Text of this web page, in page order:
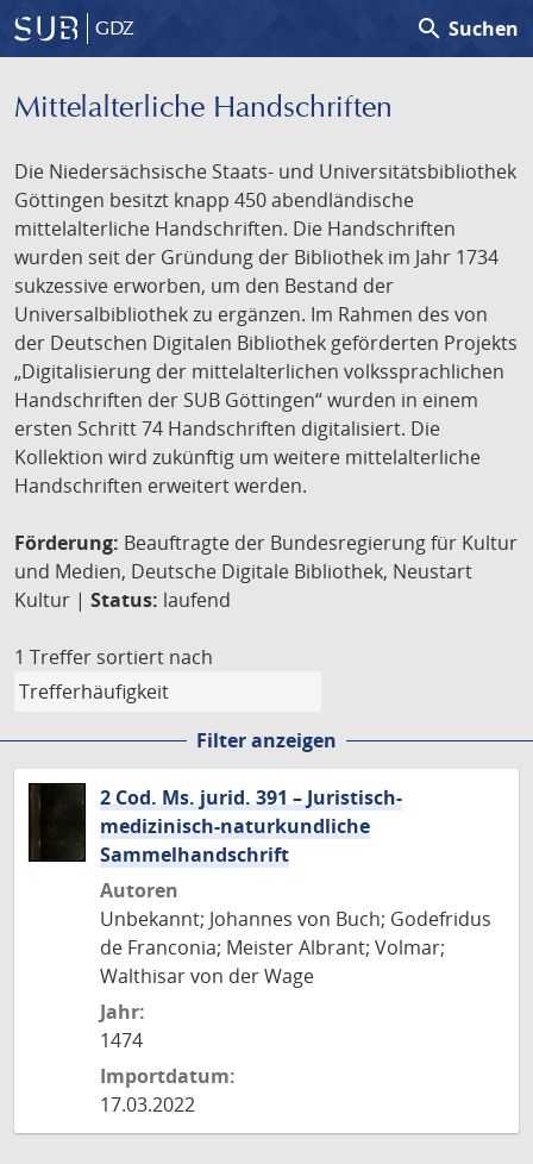
GDZ search Suchen
Mittelalterliche Handschriften
Die Niedersächsische Staats- und Universitätsbibliothek
Göttingen besitzt knapp 450 abendländische
mittelalterliche Handschriften. Die Handschriften
wurden seit der Gründung der Bibliothek im Jahr 1734
sukzessive erworben, um den Bestand der
Universalbibliothek zu ergänzen. Im Rahmen des von
der Deutschen Digitalen Bibliothek geförderten Projekts
„Digitalisierung der mittelalterlichen volkssprachlichen
Handschriften der SUB Göttingen“ wurden in einem
ersten Schritt 74 Handschriften digitalisiert. Die
Kollektion wird zukünftig um weitere mittelalterliche
Handschriften erweitert werden.
Förderung: Beauftragte der Bundesregierung für Kultur
und Medien, Deutsche Digitale Bibliothek, Neustart
Kultur | Status: laufend
1 Treffer sortiert nach
Filter anzeigen
2 Cod. Ms. jurid. 391 – Juristisch-
medizinisch-naturkundliche
Sammelhandschrift
Autoren
Unbekannt; Johannes von Buch; Godefridus
de Franconia; Meister Albrant; Volmar;
Walthisar von der Wage
Jahr:
1474
Importdatum:
17.03.2022